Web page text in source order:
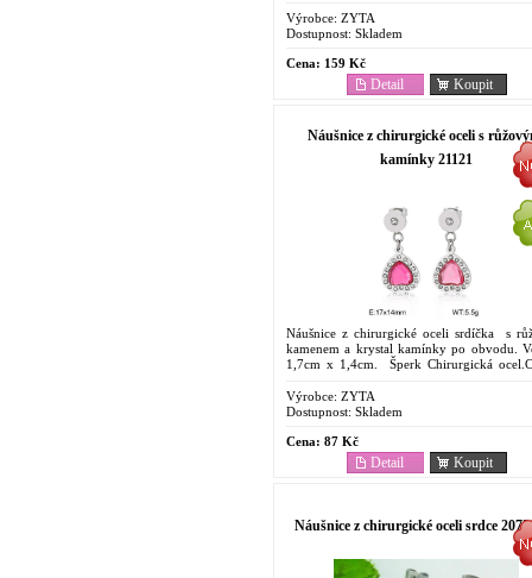
Výrobce: ZYTA
Dostupnost: Skladem
Cena: 159 Kč
Koupit
Detail
Náušnice z chirurgické oceli s
kamínky 21121
Náušnice z chirurgické oceli srdíčka s
kamenem a krystal kamínky po obvodu.
1,7cm x 1,4cm. Šperk Chirurgická
Odolnost...
Výrobce: ZYTA
Dostupnost: Skladem
Cena: 87 Kč
Koupit
Detail
Náušnice z chirurgické oceli srdce